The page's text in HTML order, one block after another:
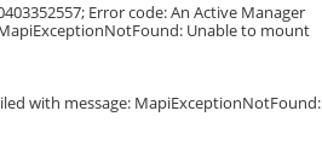
Error code: An Active Manager
Unable to mount
with message: MapiExceptionNotFound: